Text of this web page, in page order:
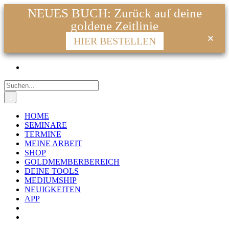
NEUES BUCH: Zurück auf deine
goldene Zeitlinie
HIER BESTELLEN
Zum
Inhalt
Facebook
Instagram
YouTube
WhatsApp
Suche
nach:
HOME
SEMINARE
TERMINE
MEINE ARBEIT
SHOP
GOLDMEMBERBEREICH
DEINE TOOLS
MEDIUMSHIP
NEUIGKEITEN
APP